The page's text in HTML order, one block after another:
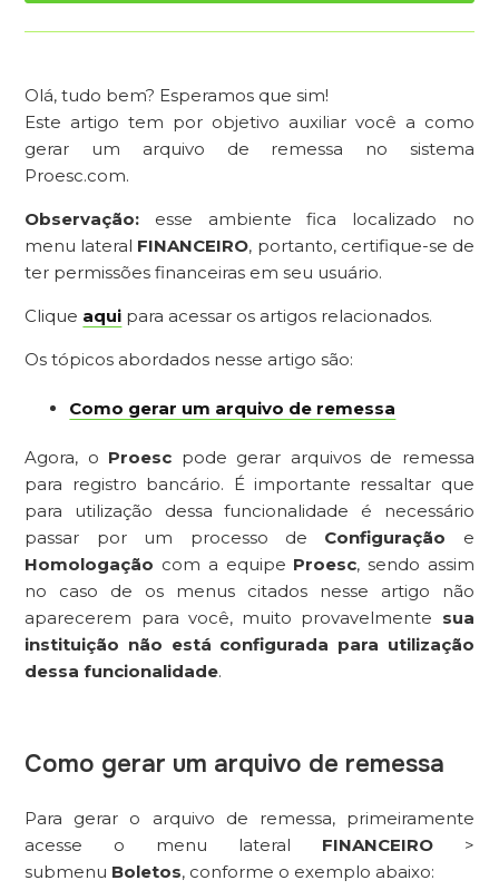
Olá, tudo bem? Esperamos que sim!
Este artigo tem por objetivo auxiliar você a como
gerar um arquivo de remessa no sistema
Proesc.com.
Observação: esse ambiente fica localizado no
menu lateral FINANCEIRO, portanto, certifique-se de
ter permissões financeiras em seu usuário.
Clique aqui para acessar os artigos relacionados.
Os tópicos abordados nesse artigo são:
Como gerar um arquivo de remessa
Agora, o Proesc pode gerar arquivos de remessa
para registro bancário. É importante ressaltar que
para utilização dessa funcionalidade é necessário
passar por um processo de Configuração e
Homologação com a equipe Proesc, sendo assim
no caso de os menus citados nesse artigo não
aparecerem para você, muito provavelmente sua
instituição não está configurada para utilização
dessa funcionalidade.
Como gerar um arquivo de remessa
Para gerar o arquivo de remessa, primeiramente
acesse o menu lateral FINANCEIRO >
submenu Boletos, conforme o exemplo abaixo: